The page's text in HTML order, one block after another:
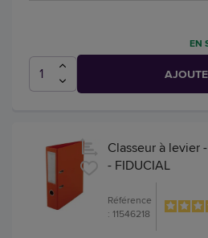
EN
Classeur à levier
- FIDUCIAL
Référence
: 11546218